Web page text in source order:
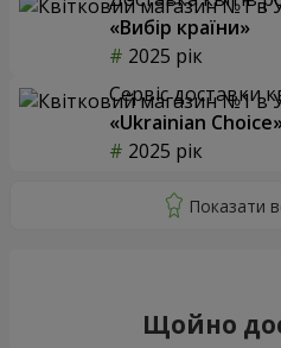
«Вибір країни»
2025 рік
Сервіс доставки
«Ukrainian
2025 рік
Щойно